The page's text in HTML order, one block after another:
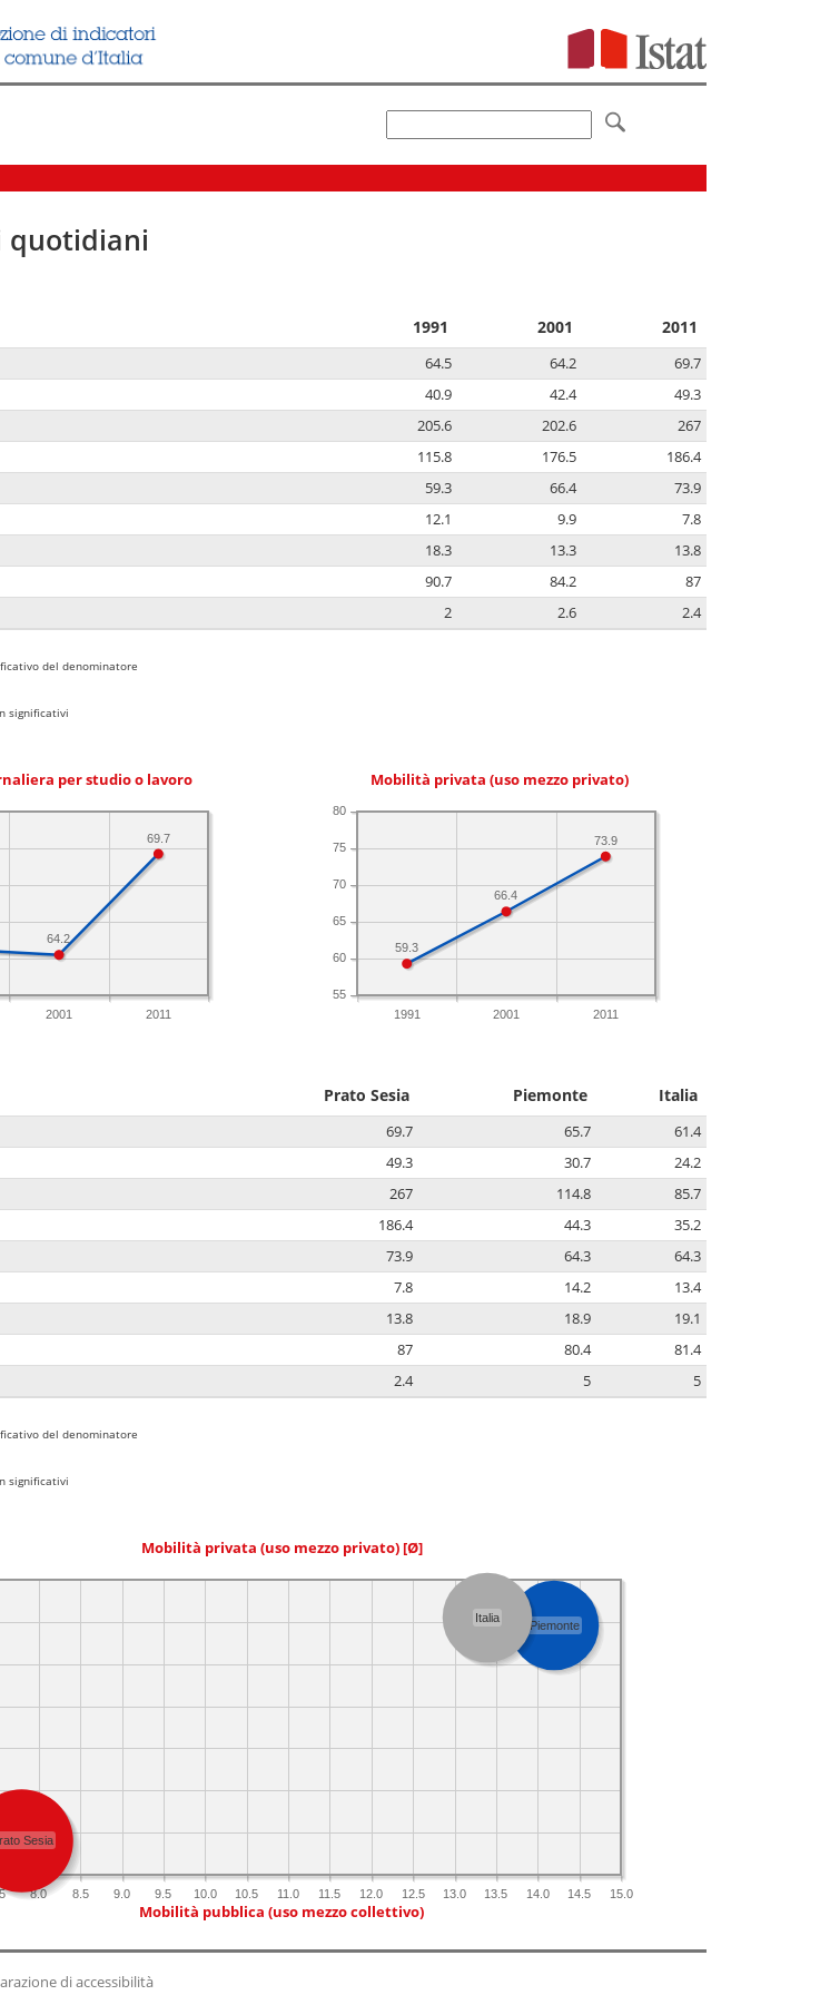
quotidiani
1991 2001 2011
64.5 64.2
69.7
40.9 42.4
49.3
205.6 202.6
267
115.8 176.5
186.4
59.3 66.4
73.9
12.1 9.9
7.8
18.3 13.3
13.8
90.7 84.2
87
2 2.6 2.4
del denominatore
significativi
per studio o lavoro
2001 2011
69.7
64.2
Mobilità privata (uso mezzo privato)
1991 2001 2011
55
60
65
70
75
80
73.9
66.4
59.3
Prato Sesia Piemonte Italia
69.7 65.7
61.4
49.3 30.7
24.2
267 114.8
85.7
186.4 44.3
35.2
73.9 64.3
64.3
7.8 14.2
13.4
13.8 18.9
19.1
87 80.4
81.4
2.4 5 5
del denominatore
significativi
Mobilità privata (uso mezzo privato) [Ø]
8.0 8.5 9.0 9.5 10.0 10.5 11.0 11.5 12.0 12.5 13.0 13.5 14.0 14.5 15.0
Sesia
Piemonte
Italia
Mobilità pubblica (uso mezzo collettivo)
di accessibilità